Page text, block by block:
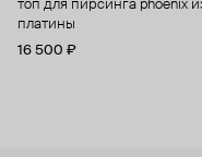
топ для пирсинга phoenix
платины
16 500 ₽